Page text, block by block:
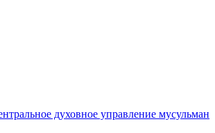
духовное управление мусульман